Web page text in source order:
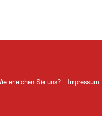
erreichen Sie uns? Impressum